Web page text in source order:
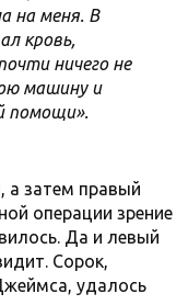
на меня. В
кровь,
ничего не
машину и
помощи».
а затем правый
операции зрение
Да и левый
Сорок,
удалось